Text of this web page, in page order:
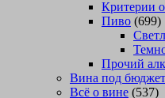
Критерии
Пиво (699)
Прочий
Вина под бюджет
Всё о вине (537)